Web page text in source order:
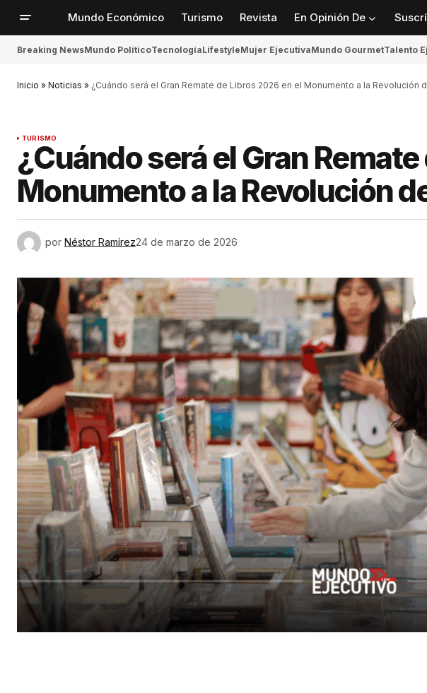
Mundo Económico Turismo Revista En Opinión De
Breaking NewsMundo PolíticoTecnologíaLifestyleMujer EjecutivaMundo GourmetTalento
Inicio » Noticias » ¿Cuándo será el Gran Remate de Libros 2026 en el Monumento a la Revolución
TURISMO
¿Cuándo será el Gran
Monumento a la Revolución
por Néstor Ramírez24 de marzo de 2026